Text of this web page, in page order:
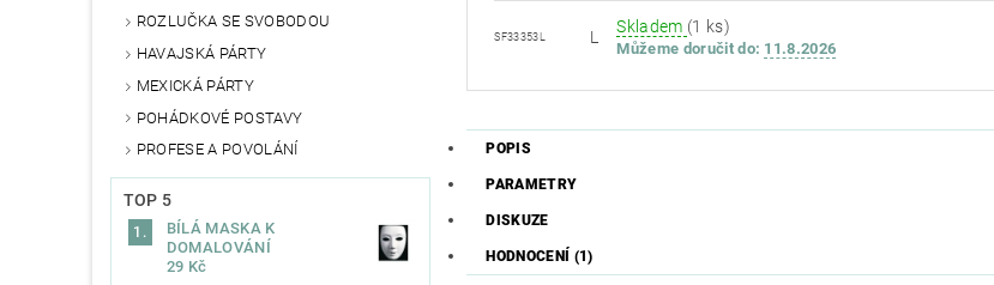
ROZLUČKA SE SVOBODOU
HAVAJSKÁ PÁRTY
MEXICKÁ PÁRTY
POHÁDKOVÉ POSTAVY
PROFESE A POVOLÁNÍ
TOP 5
BÍLÁ MASKA K
DOMALOVÁNÍ
29 Kč
SF33353L L
Skladem (1 ks)
Můžeme doručit do: 11.8.2026
POPIS
PARAMETRY
DISKUZE
HODNOCENÍ (1)